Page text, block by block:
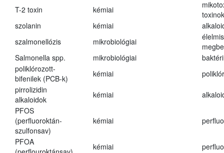
T-2 toxin
kémiai
toxinok
szolanin
kémiai
szalmonellózis
mikrobiológiai
Salmonella spp.
mikrobiológiai
poliklórozott-
bifenilek (PCB-k)
kémiai
pirrolizidin
alkaloidok
kémiai
PFOS
(perfluoroktán-
szulfonsav)
kémiai
PFOA
kémiai